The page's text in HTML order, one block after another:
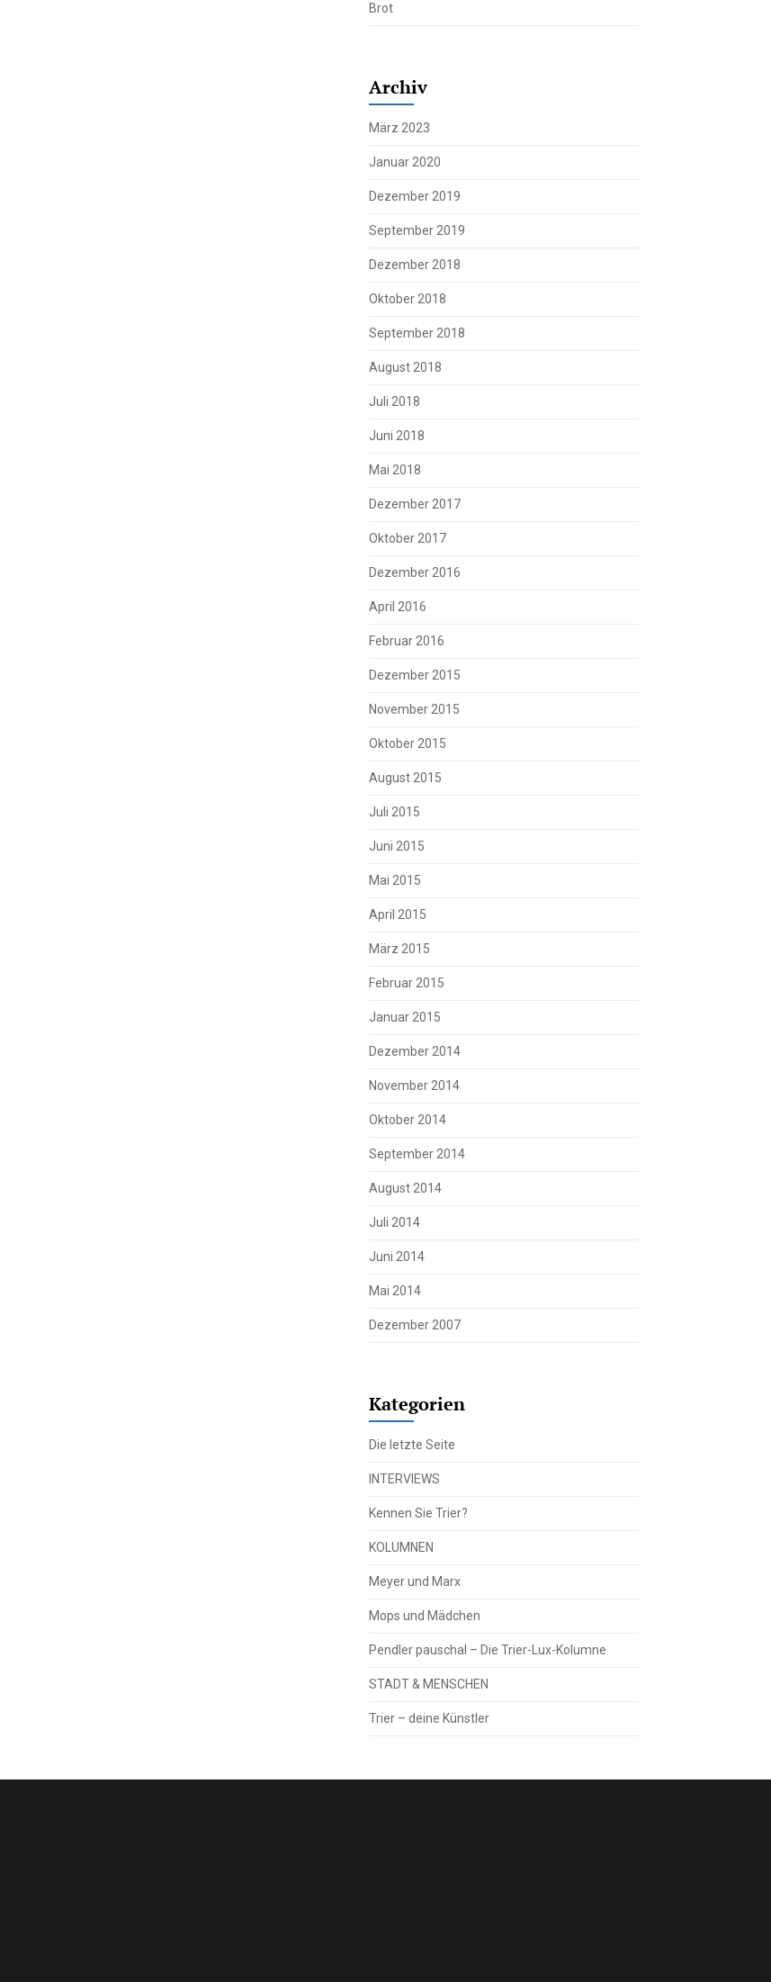
Brot
Archiv
März 2023
Januar 2020
Dezember 2019
September 2019
Dezember 2018
Oktober 2018
September 2018
August 2018
Juli 2018
Juni 2018
Mai 2018
Dezember 2017
Oktober 2017
Dezember 2016
April 2016
Februar 2016
Dezember 2015
November 2015
Oktober 2015
August 2015
Juli 2015
Juni 2015
Mai 2015
April 2015
März 2015
Februar 2015
Januar 2015
Dezember 2014
November 2014
Oktober 2014
September 2014
August 2014
Juli 2014
Juni 2014
Mai 2014
Dezember 2007
Kategorien
Die letzte Seite
INTERVIEWS
Kennen Sie Trier?
KOLUMNEN
Meyer und Marx
Mops und Mädchen
Pendler pauschal – Die Trier-Lux-Kolumne
STADT & MENSCHEN
Trier – deine Künstler